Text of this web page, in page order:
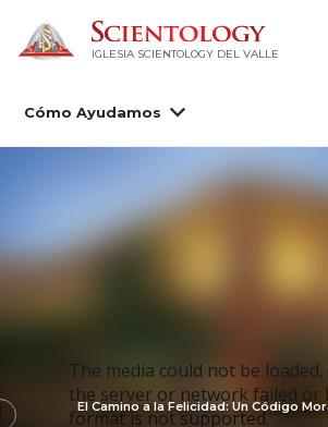
IGLESIA SCIENTOLOGY DEL VALLE
Cómo Ayudamos
The media could not be
the server or network failed or
format is not supported.
El Camino a la Felicidad: Un Código